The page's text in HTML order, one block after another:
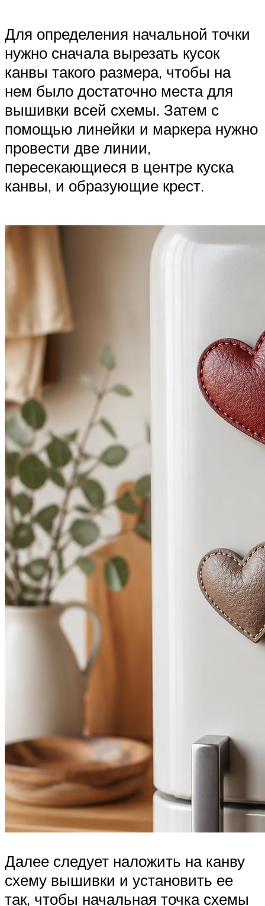
Для определения начальной точки
нужно сначала вырезать кусок
канвы такого размера, чтобы на
нем было достаточно места для
вышивки всей схемы. Затем с
помощью линейки и маркера нужно
провести две линии,
пересекающиеся в центре куска
канвы, и образующие крест.
Далее следует наложить на канву
схему вышивки и установить ее
так, чтобы начальная точка схемы